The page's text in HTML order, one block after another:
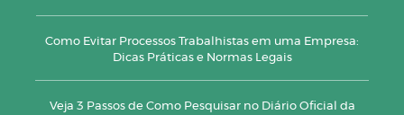
Como Evitar Processos Trabalhistas em uma Empresa:
Dicas Práticas e Normas Legais
Veja 3 Passos de Como Pesquisar no Diário Oficial da